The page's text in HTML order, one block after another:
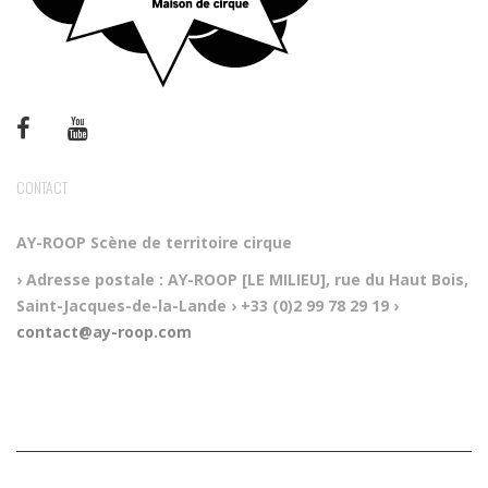
CONTACT
AY-ROOP Scène de territoire cirque
› Adresse postale : AY-ROOP [LE MILIEU], rue du Haut Bois,
Saint-Jacques-de-la-Lande › +33 (0)2 99 78 29 19 ›
contact@ay-roop.com